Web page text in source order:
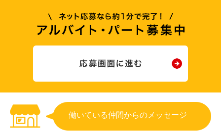
働いている仲間からのメッセージ